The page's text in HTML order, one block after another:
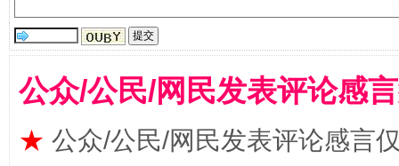
揭批美国五大"原罪" "炒
公众/公民/网民发表评论感
★ 公众/公民/网民发表评论感言